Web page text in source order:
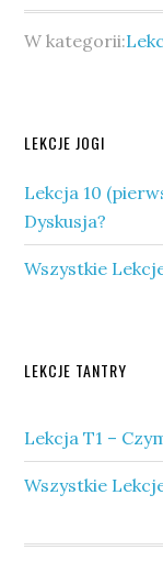
W kategorii:
Pierwszy
panel
boczny
LEKCJE JOGI
Lekcja 10
Dyskusja?
Wszystkie
Drugi
panel
boczny
LEKCJE TANTRY
Lekcja T1 –
Wszystkie